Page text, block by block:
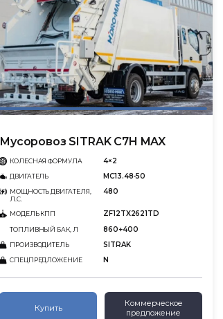
Мусоровоз SITRAK C7H MAX
КОЛЕСНАЯ ФОРМУЛА 4×2
ДВИГАТЕЛЬ MC13.48-50
МОЩНОСТЬ ДВИГАТЕЛЯ,
Л.С.
480
МОДЕЛЬ КПП ZF12TX2621TD
ТОПЛИВНЫЙ БАК, Л 860+400
ПРОИЗВОДИТЕЛЬ SITRAK
СПЕЦПРЕДЛОЖЕНИЕ N
Купить
Коммерческое
предложение